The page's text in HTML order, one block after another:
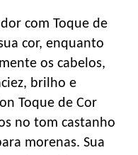
com Toque de
cor, enquanto
os cabelos,
brilho e
Toque de Cor
no tom castanho
morenas. Sua